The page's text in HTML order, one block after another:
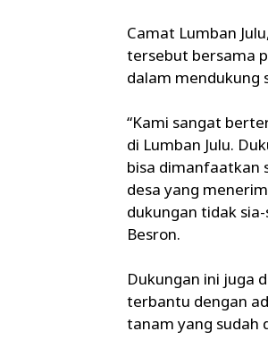
Camat Lumban
tersebut bersama
dalam mendukung
“Kami sangat
di Lumban Julu.
bisa dimanfaatkan
desa yang
dukungan tidak
Besron.
Dukungan ini juga
terbantu dengan
tanam yang sudah